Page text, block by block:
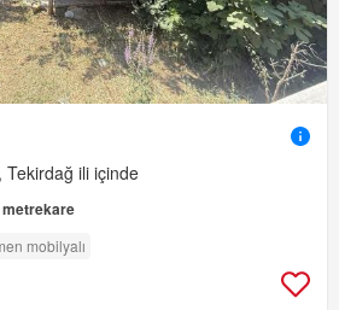
Tekirdağ ili içinde
metrekare
mobilyalı